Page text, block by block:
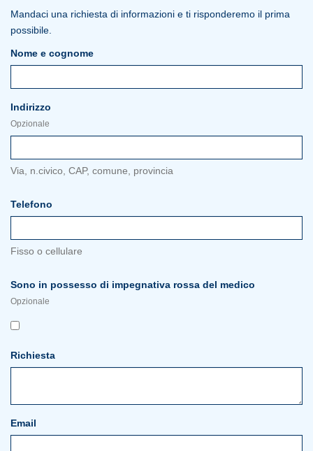
Mandaci una richiesta di informazioni e ti risponderemo il prima
possibile.
Nome e cognome
Indirizzo
Opzionale
Via, n.civico, CAP, comune, provincia
Telefono
Fisso o cellulare
Sono in possesso di impegnativa rossa del medico
Opzionale
Richiesta
Email